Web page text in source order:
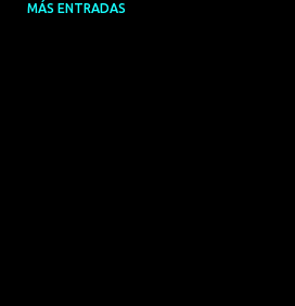
MÁS ENTRADAS